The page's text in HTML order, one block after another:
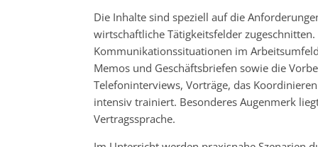
Die Inhalte sind speziell auf die
wirtschaftliche Tätigkeitsfelder
Kommunikationssituationen im
Memos und Geschäftsbriefen sowie die
Telefoninterviews, Vorträge, das
intensiv trainiert. Besonderes Augenmerk
Vertragssprache.